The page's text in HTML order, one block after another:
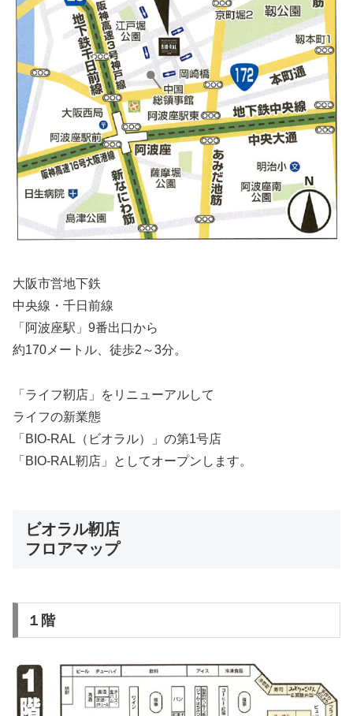
大阪市営地下鉄
中央線・千日前線
「阿波座駅」9番出口から
約170メートル、徒歩2～3分。
「ライフ靭店」をリニューアルして
ライフの新業態
「BIO-RAL（ビオラル）」の第1号店
「BIO-RAL靭店」としてオープンします。
ビオラル靭店
フロアマップ
１階